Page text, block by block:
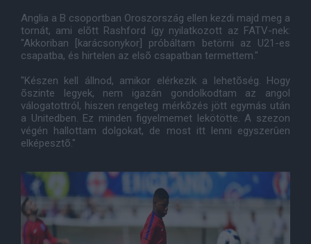
Anglia a B csoportban Oroszország ellen kezdi majd meg a
tornát, ami elõtt Rashford így nyilatkozott az FATV-nek:
"Akkoriban [karácsonykor] próbáltam betörni az U21-es
csapatba, és hirtelen az elsõ csapatban termettem."
"Készen kell állnod, amikor elérkezik a lehetõség. Hogy
õszinte legyek, nem igazán gondolkodtam az angol
válogatottról, hiszen rengeteg mérkõzés jött egymás után
a Unitedben. Ez minden figyelmemet lekötötte. A szezon
végén hallottam dolgokat, de most itt lenni egyszerûen
elképesztõ."